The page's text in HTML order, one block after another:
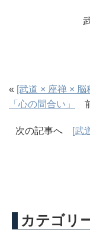
« [武道 × 座禅 ×
「心の間合い」
次の記事へ
[武
カテゴリ